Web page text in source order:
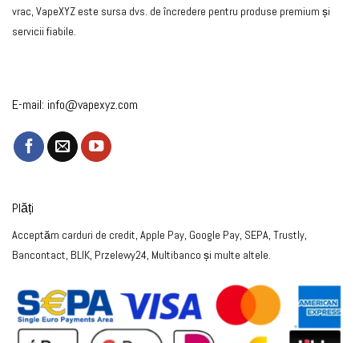
vrac, VapeXYZ este sursa dvs. de încredere pentru produse premium și
servicii fiabile.
E-mail: info@vapexyz.com
Plăți
Acceptăm carduri de credit, Apple Pay, Google Pay, SEPA, Trustly,
Bancontact, BLIK, Przelewy24, Multibanco și multe altele.